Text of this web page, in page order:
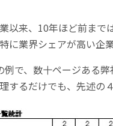
以来、10年ほど前まで
に業界シェアが高い企
例で、数十ページある
するだけでも、先述の